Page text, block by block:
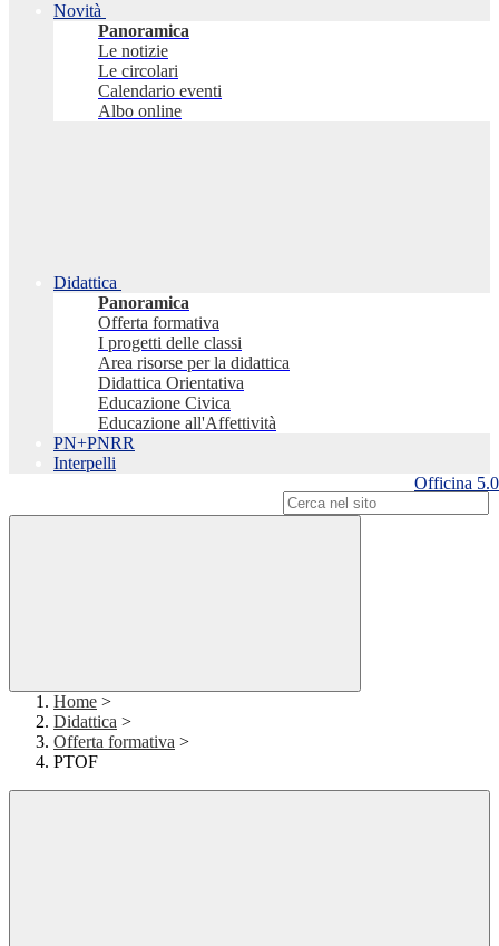
Novità
Panoramica
Le notizie
Le circolari
Calendario eventi
Albo online
Didattica
Panoramica
Offerta formativa
I progetti delle classi
Area risorse per la didattica
Didattica Orientativa
Educazione Civica
Educazione all'Affettività
PN+PNRR
Interpelli
Officina 5.0
Home >
Didattica >
Offerta formativa >
PTOF